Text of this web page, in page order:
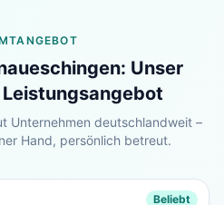
: Unser
Unternehmen deutschlandweit –
Hand, persönlich betreut.
Beliebt